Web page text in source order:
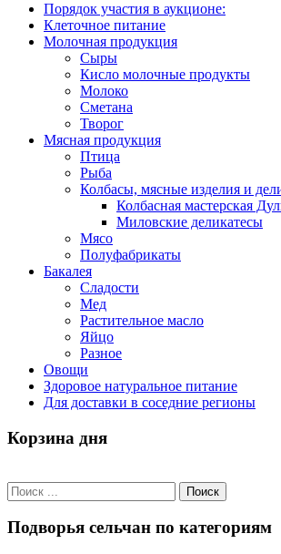
Порядок участия в аукционе:
Клеточное питание
Молочная продукция
Сыры
Кисло молочные продукты
Молоко
Сметана
Творог
Мясная продукция
Птица
Рыба
Колбасы, мясные изделия и
Колбасная мастерская
Миловские деликатесы
Мясо
Полуфабрикаты
Бакалея
Сладости
Мед
Растительное масло
Яйцо
Разное
Овощи
Здоровое натуральное питание
Для доставки в соседние регионы
Корзина дня
Подворья сельчан по категориям